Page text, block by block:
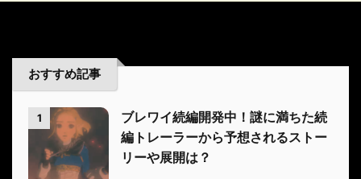
おすすめ記事
1
ブレワイ続編開発中！謎に満ちた続
編トレーラーから予想されるストー
リーや展開は？